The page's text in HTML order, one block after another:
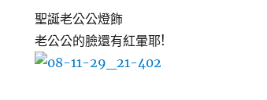
聖誕老公公燈飾
老公公的臉還有紅暈耶!